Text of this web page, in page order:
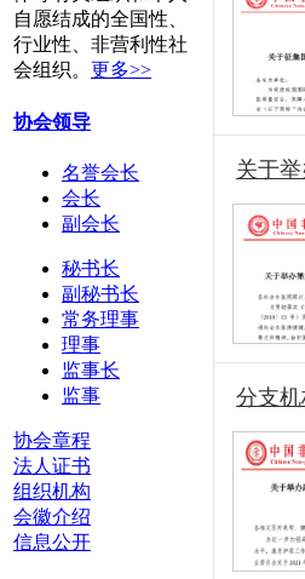
自愿结成的全国性、
行业性、非营利性社
会组织。 更多>>
协会领导
名誉会长
会长
副会长
秘书长
副秘书长
常务理事
理事
监事长
监事
协会章程
法人证书
组织机构
会徽介绍
信息公开
关于
分支